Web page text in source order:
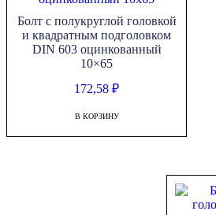
Болт с полукруглой головкой
и квадратным подголовком
DIN 603 оцинкованный
10×65
172,58₽
В КОРЗИНУ